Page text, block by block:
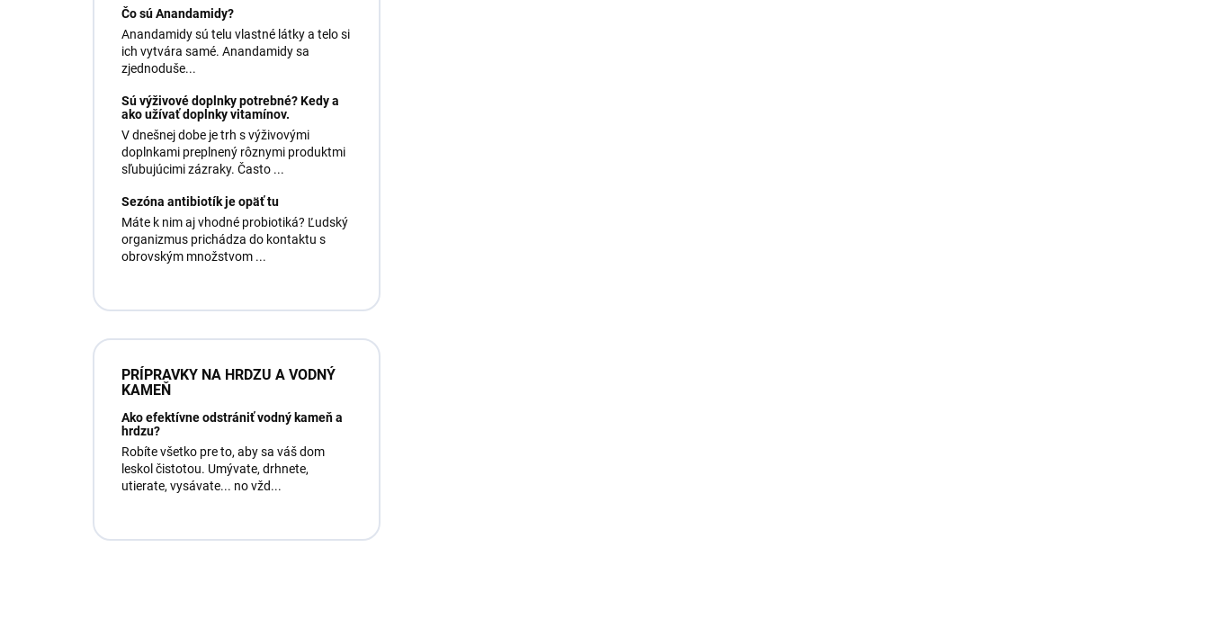
Čo sú Anandamidy?
Anandamidy sú telu vlastné látky a telo si
ich vytvára samé. Anandamidy sa
zjednoduše...
Sú výživové doplnky potrebné? Kedy a
ako užívať doplnky vitamínov.
V dnešnej dobe je trh s výživovými
doplnkami preplnený rôznymi produktmi
sľubujúcimi zázraky. Často ...
Sezóna antibiotík je opäť tu
Máte k nim aj vhodné probiotiká? Ľudský
organizmus prichádza do kontaktu s
obrovským množstvom ...
PRÍPRAVKY NA HRDZU A VODNÝ
KAMEŇ
Ako efektívne odstrániť vodný kameň a
hrdzu?
Robíte všetko pre to, aby sa váš dom
leskol čistotou. Umývate, drhnete,
utierate, vysávate... no vžd...